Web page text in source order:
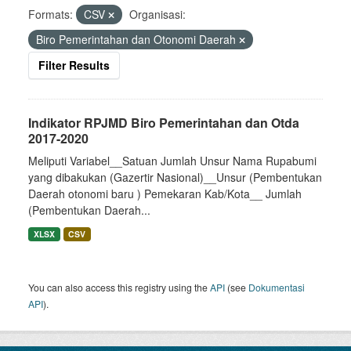
Formats:
CSV
Organisasi:
Biro Pemerintahan dan Otonomi Daerah
Filter Results
Indikator RPJMD Biro Pemerintahan dan Otda
2017-2020
Meliputi Variabel__Satuan Jumlah Unsur Nama Rupabumi
yang dibakukan (Gazertir Nasional)__Unsur (Pembentukan
Daerah otonomi baru ) Pemekaran Kab/Kota__ Jumlah
(Pembentukan Daerah...
XLSX CSV
You can also access this registry using theAPI (see Dokumentasi
API).